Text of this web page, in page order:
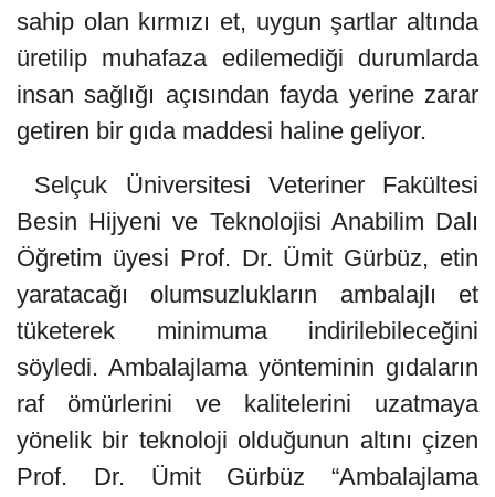
sahip olan kırmızı et, uygun şartlar altında
üretilip muhafaza edilemediği durumlarda
insan sağlığı açısından fayda yerine zarar
getiren bir gıda maddesi haline geliyor.
Selçuk Üniversitesi Veteriner Fakültesi
Besin Hijyeni ve Teknolojisi Anabilim Dalı
Öğretim üyesi Prof. Dr. Ümit Gürbüz, etin
yaratacağı olumsuzlukların ambalajlı et
tüketerek minimuma indirilebileceğini
söyledi. Ambalajlama yönteminin gıdaların
raf ömürlerini ve kalitelerini uzatmaya
yönelik bir teknoloji olduğunun altını çizen
Prof. Dr. Ümit Gürbüz “Ambalajlama